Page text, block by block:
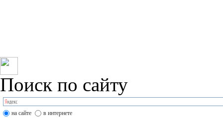
Поиск по сайту
на сайте в интернете